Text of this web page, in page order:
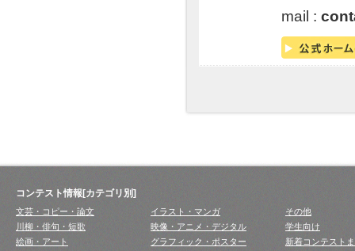
mail :
コンテスト情報[カテゴリ別]
文芸・コピー・論文
川柳・俳句・短歌
絵画・アート
イラスト・マンガ
映像・アニメ・デジタル
グラフィック・ポスター
その他
学生向け
新着コンテスト